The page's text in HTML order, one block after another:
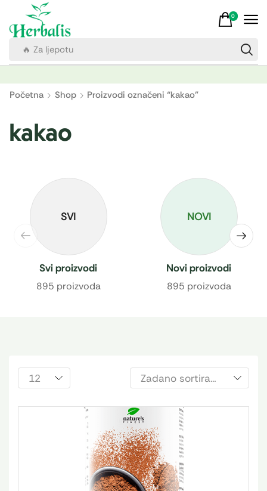
🔥 Za ljepotu
0
Početna Shop Proizvodi označeni “kakao”
kakao
SVI
Svi proizvodi
895 proizvoda
NOVI
Novi proizvodi
895 proizvoda